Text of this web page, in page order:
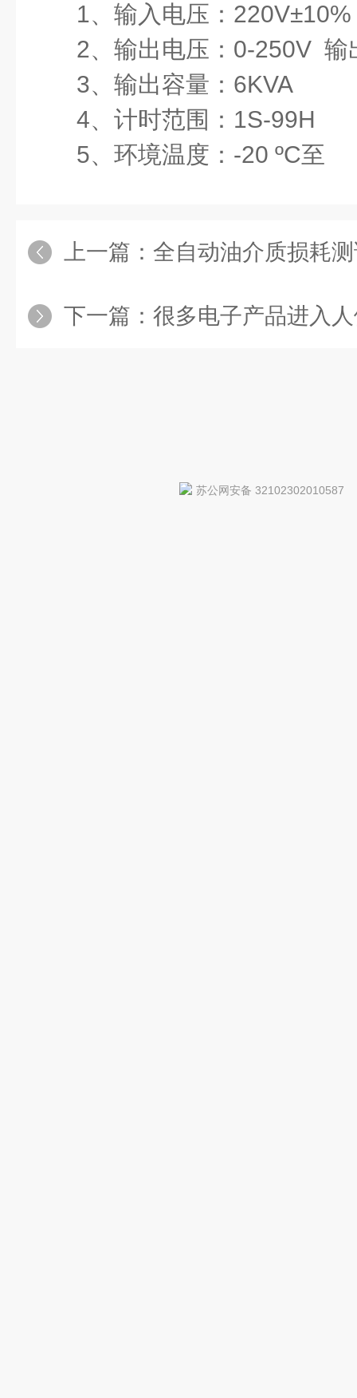
1、输入电压：
2、输出电压：0-250V
3、输出容量：6KVA
4、计时范围：1S-99H
5、环境温度：-20 ºC至
上一篇： 全自动油介质损耗
下一篇： 很多电子产品进入人们的生活，手持式变
苏公网安备 32102302010587